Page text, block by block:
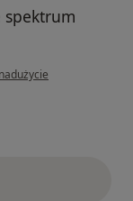
spektrum
użytkownika Maciej